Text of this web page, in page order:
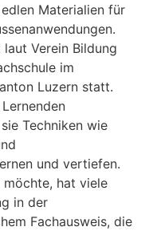
Materialien für
Verein Bildung
im
Luzern statt.
Techniken wie
und vertiefen.
möchte, hat viele
in der
Fachausweis, die